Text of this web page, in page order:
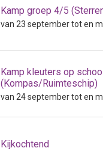
Kamp groep 4/5
van 23 september tot en
Kamp kleuters op
(Kompas/Ruimteschip)
van 24 september tot en
Kijkochtend